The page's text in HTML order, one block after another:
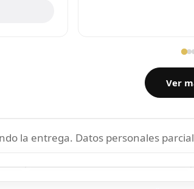
Ver
la entrega. Datos personales